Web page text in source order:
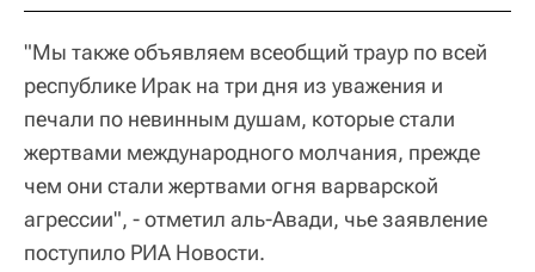
"Мы также объявляем всеобщий траур по всей
республике Ирак на три дня из уважения и
печали по невинным душам, которые стали
жертвами международного молчания, прежде
чем они стали жертвами огня варварской
агрессии", - отметил аль-Авади, чье заявление
поступило РИА Новости.